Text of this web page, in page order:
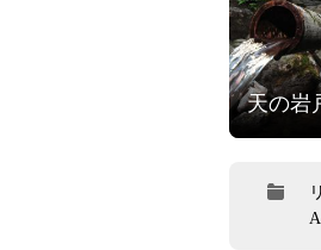
天の岩